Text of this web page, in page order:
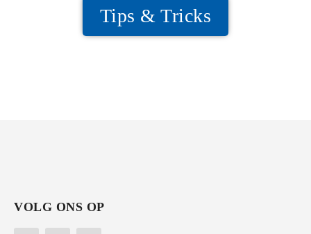
Tips & Tricks
VOLG ONS OP